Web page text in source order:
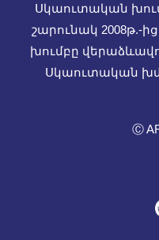
Սկաուտական
շարունակ 2008թ.-
խումբը
Սկաուտական
Ⓒ